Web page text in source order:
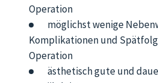
Operation
möglichst wenige
Komplikationen und
Operation
ästhetisch gute und